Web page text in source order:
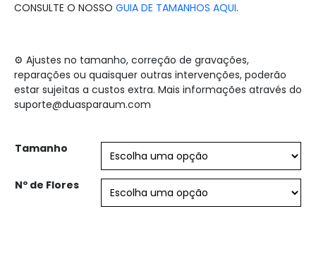
CONSULTE O NOSSO GUIA DE TAMANHOS AQUI.
⚙️ Ajustes no tamanho, correção de gravações,
reparações ou quaisquer outras intervenções, poderão
estar sujeitas a custos extra. Mais informações através do
suporte@duasparaum.com
Tamanho
Nº de Flores